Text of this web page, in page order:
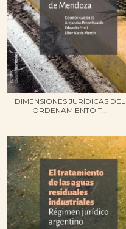
DIMENSIONES JURÍDICAS DEL
ORDENAMIENTO T...